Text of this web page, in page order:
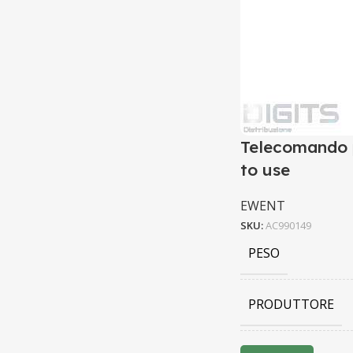
to use
EWENT
SKU:AC990149
PESO
PRODUTTORE